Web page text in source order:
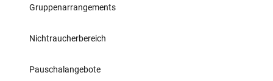
Gruppenarrangements
Nichtraucherbereich
Pauschalangebote